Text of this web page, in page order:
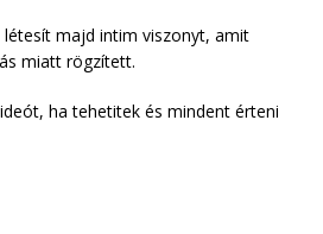
létesít majd intim viszonyt, amit
miatt rögzített.
ha tehetitek és mindent érteni